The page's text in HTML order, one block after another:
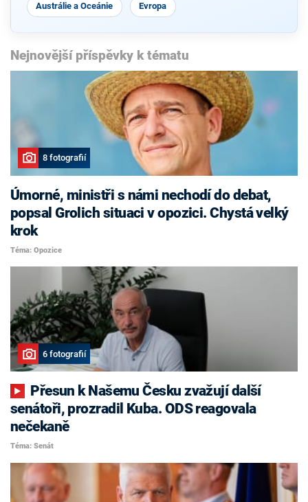
Austrálie a Oceánie Evropa
Nejnovější příspěvky k tématu
8 fotografií
Úmorné, ministři s námi nechodí do debat,
popsal Grolich situaci v opozici. Chystá velký
krok
Téma: Opozice
6 fotografií
senátoři, prozradil Kuba. ODS reagovala
nečekaně
Téma: Senát